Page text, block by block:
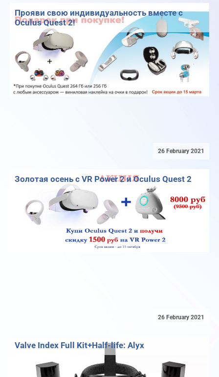
Прояви свою индивидуальность вместе с
Oculus Quest 2!
26 February 2021
Золотая осень с VR Power 2 и Oculus Quest 2
26 February 2021
Valve Index Full Kit+Half-life: Alyx